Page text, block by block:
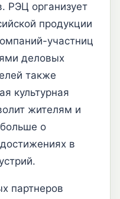
РЭЦ организует
продукции
участниц
деловых
также
культурная
жителям и
о
в
партнеров